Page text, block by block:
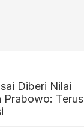
Diberi Nilai
Prabowo: Terus